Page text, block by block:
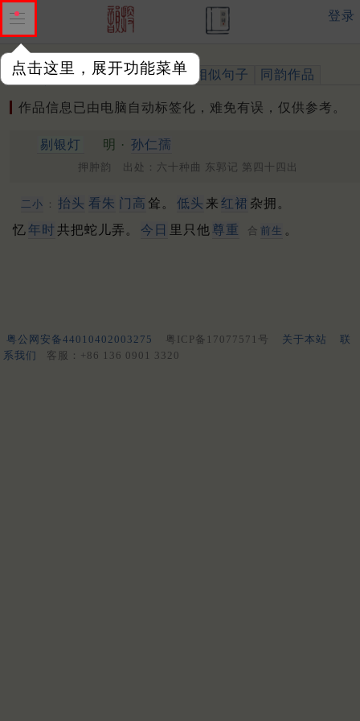
点击这里，展开功能菜单
登录
作品 标注四声 出处、引用 相似句子 同韵作品
作品信息已由电脑自动标签化，难免有误，仅供参考。
剔银灯 明 · 孙仁孺
押肿韵 出处：六十种曲 东郭记 第四十四出
二小 ： 抬头 看朱 门高 耸。 低头 来 红裙 杂拥。
忆年时 共把蛇儿弄。 今日 里只他尊重 合 前生 。
粤公网安备44010402003275 粤ICP备17077571号 关于本站
联
系我们
客服：+86 136 0901 3320